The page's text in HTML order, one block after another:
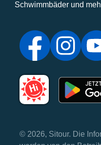
Schwimmbäder und
© 2026, Sitour. Die